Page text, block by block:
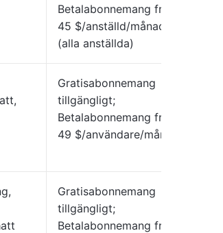
Betalabonnemang från
45 $/anställd/månad
(alla anställda)
Gratisabonnemang
tillgängligt;
Betalabonnemang från
49 $/användare/månad
Gratisabonnemang
tillgängligt;
Betalabonnemang från